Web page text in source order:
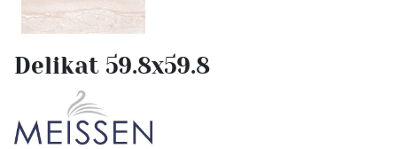
Delikat 59.8x59.8